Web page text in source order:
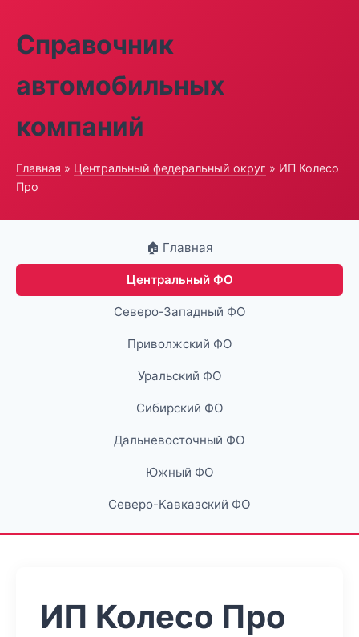
Справочник
автомобильных
компаний
Главная » Центральный федеральный округ » ИП Колесо
Про
🏠 Главная
Центральный ФО
Северо-Западный ФО
Приволжский ФО
Уральский ФО
Сибирский ФО
Дальневосточный ФО
Южный ФО
Северо-Кавказский ФО
ИП Колесо Про